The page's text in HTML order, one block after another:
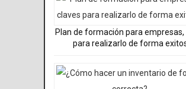
Plan de formación para empresas,
para realizarlo de forma